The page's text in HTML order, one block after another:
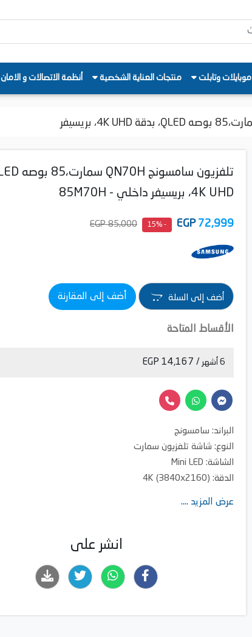
موبايلات وتابلت منتجات العناية الشخصية أنظمة الاتصالات و الامان
4K UHD، بريسيفر داخلي - 85M70H
72,999
EGP
- 15%
85,000 EGP
أضف إلى السلة أضف إلى المقارنة
الأقساط المتاحة
6 أشهر / 14,167 EGP
البراند: سامسونج
النوع: شاشة تلفزيون سمارت
الشاشة: Mini LED
الدقة: 4K (3840x2160)
الاتصال الذكي: نعم، 1 ايثرنت (LAN)
عرض المزيد ....
انشر على